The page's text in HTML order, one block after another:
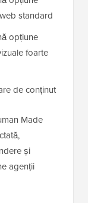
standard
opțiune
foarte
de conținut
Made
și
agenții